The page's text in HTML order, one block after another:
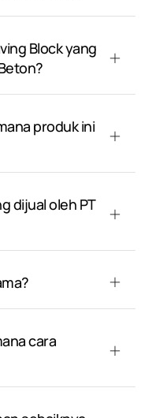
Block yang
produk ini
dijual oleh PT
cara